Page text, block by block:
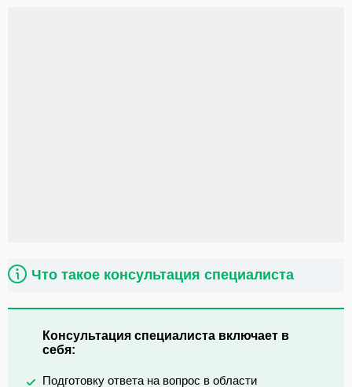
Что такое консультация специалиста
Консультация специалиста включает в
себя:
Подготовку ответа на вопрос в области